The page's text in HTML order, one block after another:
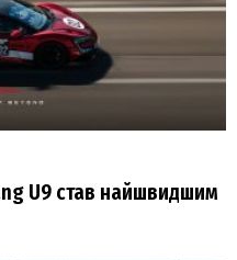
U9 став найшвидшим